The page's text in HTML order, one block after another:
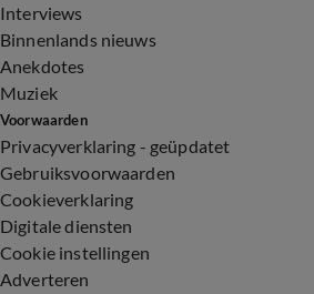
Interviews
Binnenlands nieuws
Anekdotes
Muziek
Voorwaarden
Privacyverklaring - geüpdatet
Gebruiksvoorwaarden
Cookieverklaring
Digitale diensten
Cookie instellingen
Adverteren